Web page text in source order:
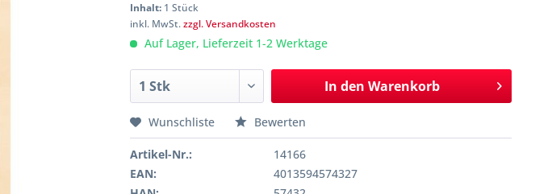
Inhalt: 1 Stück
inkl. MwSt.zzgl. Versandkosten
Auf Lager, Lieferzeit 1-2 Werktage
In den Warenkorb
Wunschliste Bewerten
Artikel-Nr.:
14166
EAN:
4013594574327